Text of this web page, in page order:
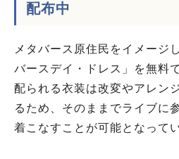
配布中
メタバース原住民をイメージ
バースデイ・ドレス」を無料
配られる衣装は改変やアレン
るため、そのままでライブに
着こなすことが可能となってい